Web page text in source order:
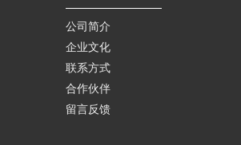
公司简介
企业文化
联系方式
合作伙伴
留言反馈